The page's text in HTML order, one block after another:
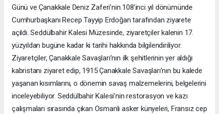
Günü ve Çanakkale Deniz Zaferi’nin 108’inci yıl dönümünde
Cumhurbaşkanı Recep Tayyip Erdoğan tarafından ziyarete
açıldı. Seddülbahir Kalesi Müzesinde, ziyaretçiler kalenin 17.
yüzyıldan bugüne kadar ki tarihi hakkında bilgilendiriliyor.
Ziyaretçiler, Çanakkale Savaşları’nın ilk şehitlerinin yer aldığı
kabristanı ziyaret edip, 1915 Çanakkale Savaşları’nın bu kalede
yaşanan kısımlarını, o dönemin savaş malzemelerini, belgelerini
inceleyebiliyor. Seddülbahir Kalesi’nin restorasyon ve kazı
çalışmaları sırasında çıkan Osmanlı asker künyeleri, Fransız cep